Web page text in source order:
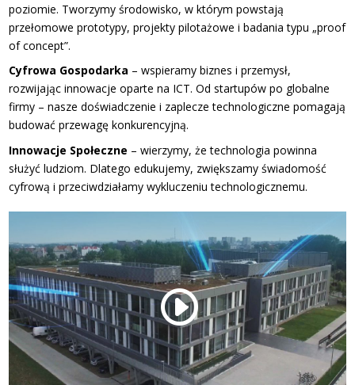
poziomie. Tworzymy środowisko, w którym powstają
przełomowe prototypy, projekty pilotażowe i badania typu „proof
of concept”.
Cyfrowa Gospodarka – wspieramy biznes i przemysł,
rozwijając innowacje oparte na ICT. Od startupów po globalne
firmy – nasze doświadczenie i zaplecze technologiczne pomagają
budować przewagę konkurencyjną.
Innowacje Społeczne – wierzymy, że technologia powinna
służyć ludziom. Dlatego edukujemy, zwiększamy świadomość
cyfrową i przeciwdziałamy wykluczeniu technologicznemu.